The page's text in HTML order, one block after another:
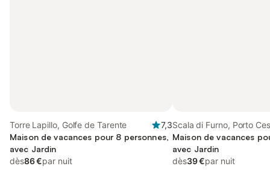
Torre Lapillo, Golfe de Tarente
7,3
Maison de vacances pour 8 personnes,
avec Jardin
dès86 €par nuit
Scala di Furno, Porto
Maison de vacances
avec Jardin
dès39 €par nuit